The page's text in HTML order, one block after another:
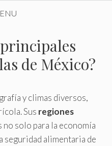
de México?
y climas diversos,
Sus regiones
no solo para la economía
seguridad alimentaria de